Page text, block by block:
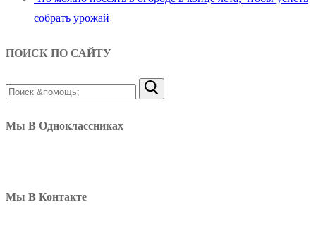
собрать урожай
ПОИСК ПО САЙТУ
Найти:
Мы В Одноклассниках
Мы В Контакте